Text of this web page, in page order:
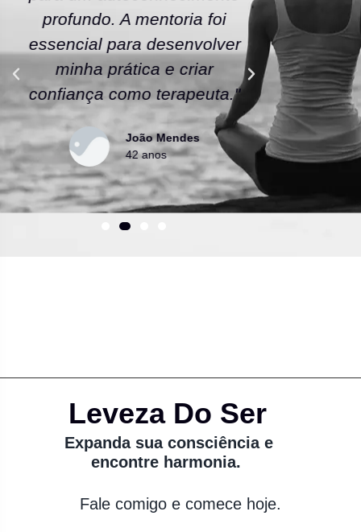
profundo. A mentoria foi
essencial para desenvolver
minha prática e criar
confiança como terapeuta."
João Mendes
42 anos
As
uma
Leveza Do Ser
Expanda sua consciência e
encontre harmonia.
Fale comigo e comece hoje.